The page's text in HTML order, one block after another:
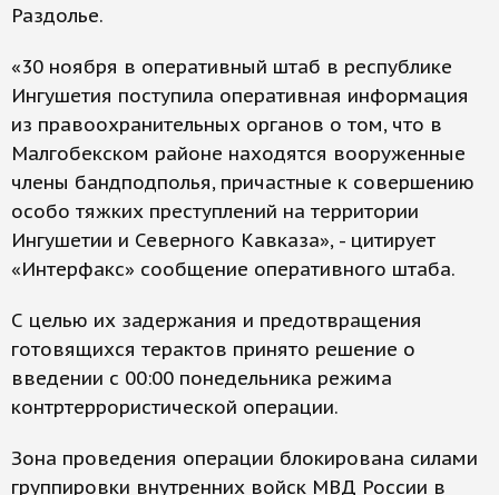
Раздолье.
«30 ноября в оперативный штаб в республике
Ингушетия поступила оперативная информация
из правоохранительных органов о том, что в
Малгобекском районе находятся вооруженные
члены бандподполья, причастные к совершению
особо тяжких преступлений на территории
Ингушетии и Северного Кавказа», - цитирует
«Интерфакс» сообщение оперативного штаба.
С целью их задержания и предотвращения
готовящихся терактов принято решение о
введении с 00:00 понедельника режима
контртеррористической операции.
Зона проведения операции блокирована силами
группировки внутренних войск МВД России в